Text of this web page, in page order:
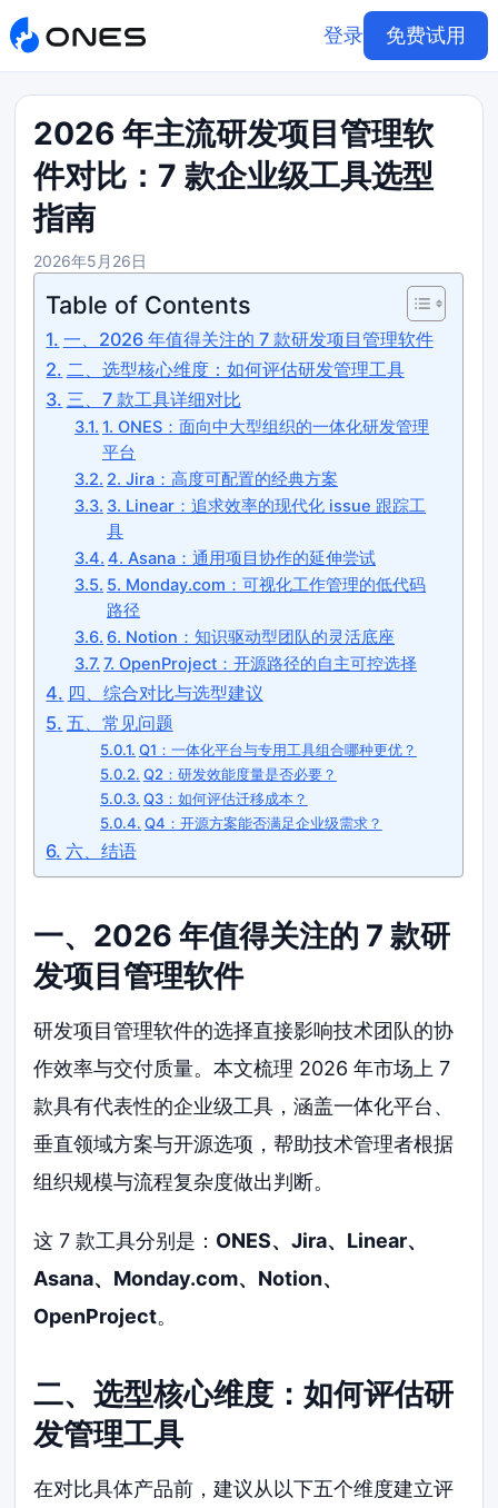
登录 免费试用
2026 年主流研发项目管理软
件对比：7 款企业级工具选型
指南
2026年5月26日
Table of Contents
一、2026 年值得关注的 7 款研发项目管理软件
二、选型核心维度：如何评估研发管理工具
三、7 款工具详细对比
1. ONES：面向中大型组织的一体化研发管理
平台
2. Jira：高度可配置的经典方案
3. Linear：追求效率的现代化 issue 跟踪工
具
4. Asana：通用项目协作的延伸尝试
5. Monday.com：可视化工作管理的低代码
路径
6. Notion：知识驱动型团队的灵活底座
7. OpenProject：开源路径的自主可控选择
四、综合对比与选型建议
五、常见问题
Q1：一体化平台与专用工具组合哪种更优？
Q2：研发效能度量是否必要？
Q3：如何评估迁移成本？
Q4：开源方案能否满足企业级需求？
六、结语
一、2026 年值得关注的 7 款研
发项目管理软件
研发项目管理软件的选择直接影响技术团队的协
作效率与交付质量。本文梳理 2026 年市场上 7
款具有代表性的企业级工具，涵盖一体化平台、
垂直领域方案与开源选项，帮助技术管理者根据
组织规模与流程复杂度做出判断。
这 7 款工具分别是： ONES、Jira、Linear、
Asana、Monday.com、Notion、
OpenProject。
二、选型核心维度：如何评估研
发管理工具
在对比具体产品前，建议从以下五个维度建立评